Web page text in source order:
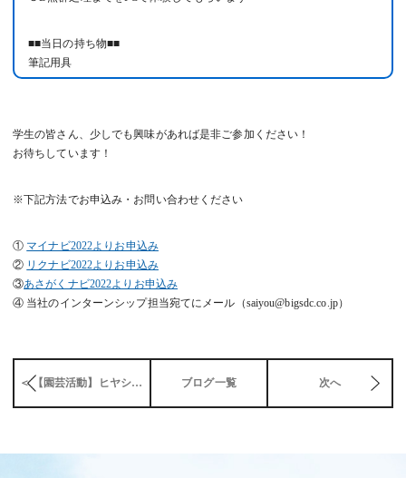
■■当日の持ち物■■
筆記用具
学生の皆さん、少しでも興味があれば是非ご参加ください！
お待ちしています！
※下記方法でお申込み・お問い合わせください
① マイナビ2022よりお申込み
② リクナビ2022よりお申込み
③あさがくナビ2022よりお申込み
④ 当社のインターンシップ担当宛てにメール（saiyou@bigsdc.co.jp）
＜ 【園芸活動】ヒヤシンス ブログ一覧 次へ